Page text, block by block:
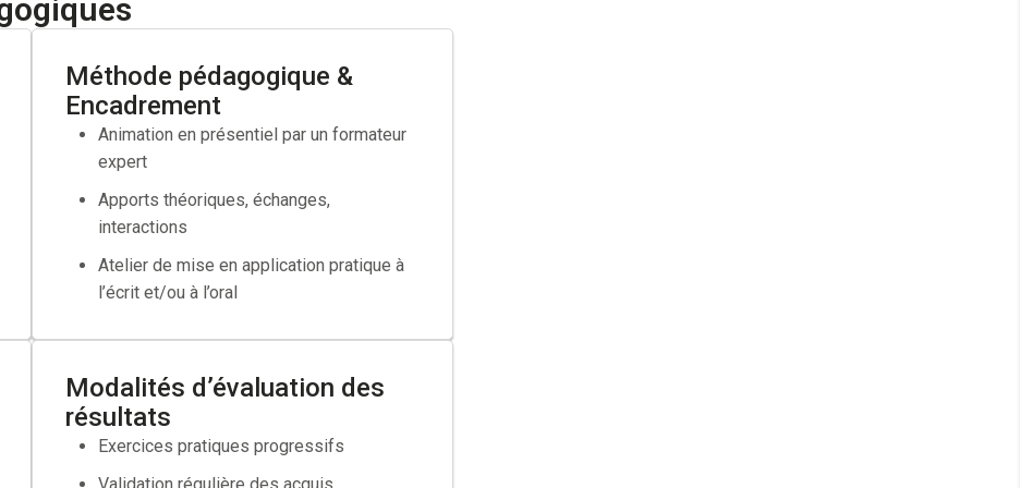
Travail
de votre OPCO
Méthode pédagogique &
Encadrement
Animation en présentiel par un formateur
expert
Apports théoriques, échanges,
interactions
Atelier de mise en application pratique à
l’écrit et/ou à l’oral
Modalités d’évaluation des
résultats
Exercices pratiques progressifs